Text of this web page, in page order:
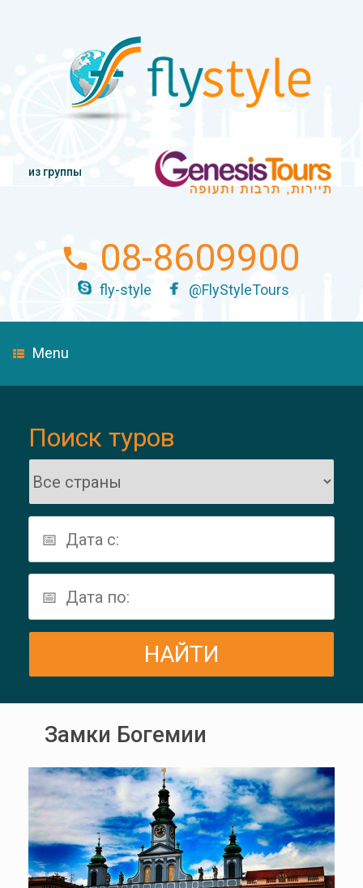
из группы
08-8609900
fly-style @FlyStyleTours
Menu
Поиск туров
Замки Богемии